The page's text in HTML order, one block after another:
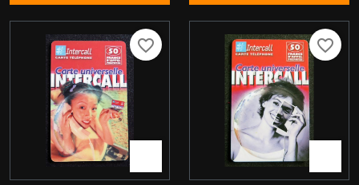
favorite_border favorite_border